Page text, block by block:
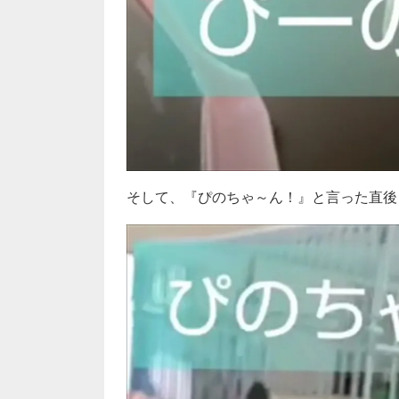
そして、『ぴのちゃ～ん！』と言った直